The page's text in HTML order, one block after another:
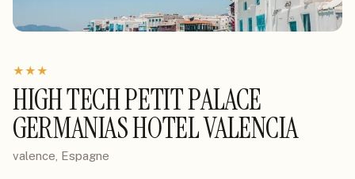
★★★
HIGH TECH PETIT PALACE
GERMANIAS HOTEL VALENCIA
valence, Espagne